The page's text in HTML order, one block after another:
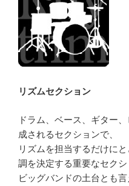
リズムセクション
ドラム、ベース、ギター
成されるセクションで、
リズムを担当するだけに
調を決定する重要なセクシ
ビッグバンドの土台とも言